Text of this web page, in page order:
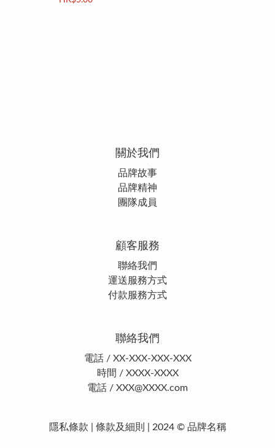
關於我們
品牌故事
品牌精神
團隊成員
顧客服務
聯絡我們
運送服務方式
付款服務方式
聯絡我們
電話 / XX-XXX-XXX-XXX
時間 / XXXX-XXXX
電話 / XXX@XXXX.com
隱私條款 | 條款及細則 | 2024 © 品牌名稱